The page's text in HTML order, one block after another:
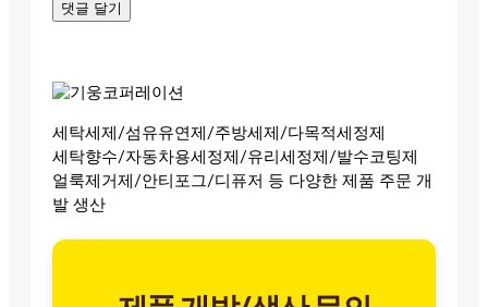
세탁세제/섬유유연제/주방세제/다목적세정제
세탁향수/자동차용세정제/유리세정제/발수코팅제
얼룩제거제/안티포그/디퓨저 등 다양한 제품 주문 개
발 생산